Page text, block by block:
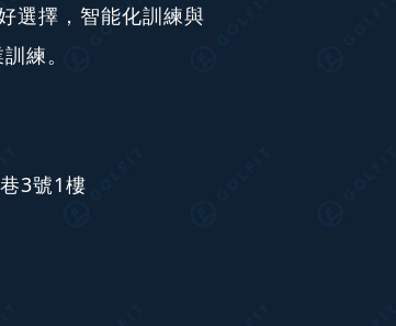
選擇，智能化訓練與
練。
3號1樓